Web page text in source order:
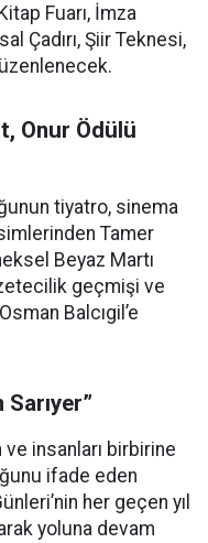
Fuarı, İmza
Çadırı, Şiir Teknesi,
Onur Ödülü
tiyatro, sinema
Tamer
Beyaz Martı
geçmişi ve
Balcıgil’e
Sarıyer”
insanları birbirine
ifade eden
her geçen yıl
yoluna devam